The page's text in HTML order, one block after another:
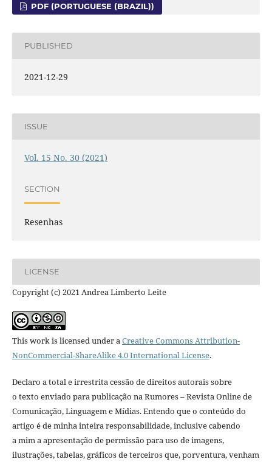
PDF (PORTUGUESE (BRAZIL))
PUBLISHED
2021-12-29
ISSUE
Vol. 15 No. 30 (2021)
SECTION
Resenhas
LICENSE
Copyright (c) 2021 Andrea Limberto Leite
This work is licensed under aCreative Commons Attribution-
NonCommercial-ShareAlike 4.0 International License.
Declaro a total e irrestrita cessão de direitos autorais sobre
o texto enviado para publicação na Rumores – Revista Online de
Comunicação, Linguagem e Mídias. Entendo que o conteúdo do
artigo é de minha inteira responsabilidade, inclusive cabendo
a mim a apresentação de permissão para uso de imagens,
ilustrações, tabelas, gráficos de terceiros que, porventura, venham